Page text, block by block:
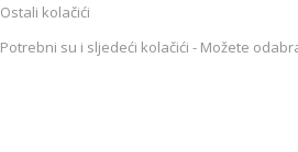
Ostali kolačići
Potrebni su i sljedeći kolačići - Možete